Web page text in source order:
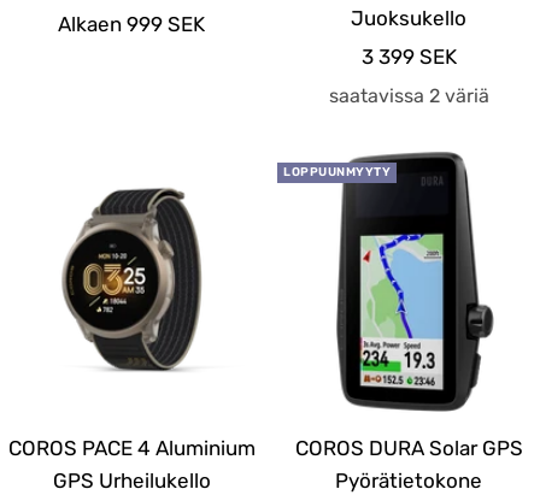
Alennushinta
Alkaen 999 SEK
Juoksukello
Alennushinta
3 399 SEK
saatavissa 2 väriä
COROS PACE 4 Aluminium
GPS Urheilukello
LOPPUUNMYYTY
COROS DURA Solar GPS
Pyörätietokone